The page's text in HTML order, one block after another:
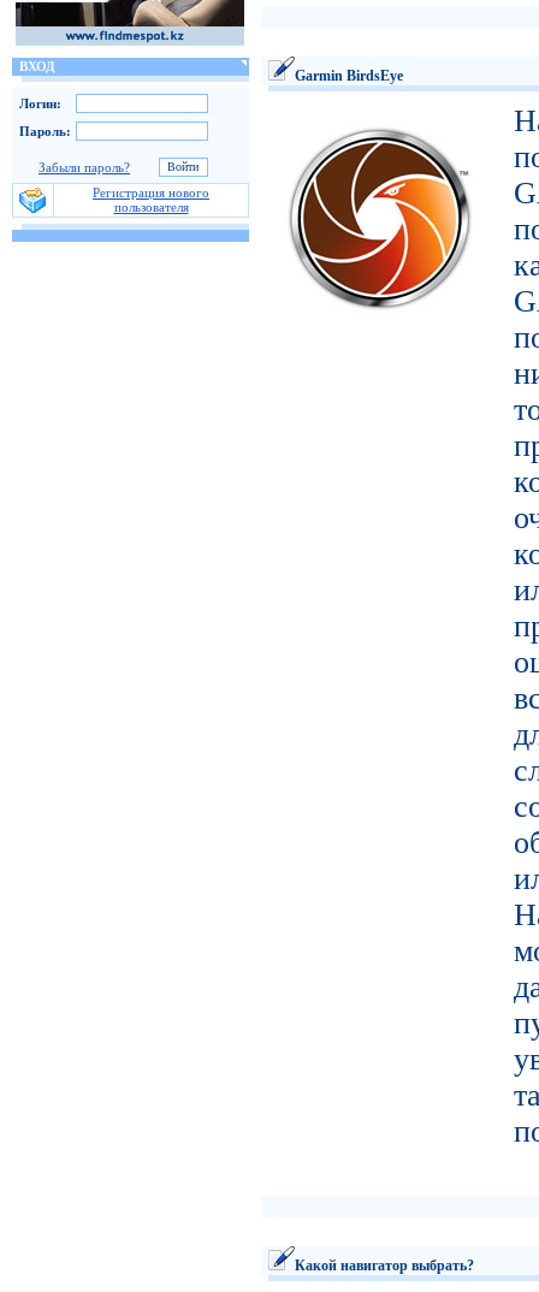
ВХОД
Логин:
Пароль:
Забыли пароль?
Регистрация нового
пользователя
Garmin BirdsEye
Какой навигатор выбрать?